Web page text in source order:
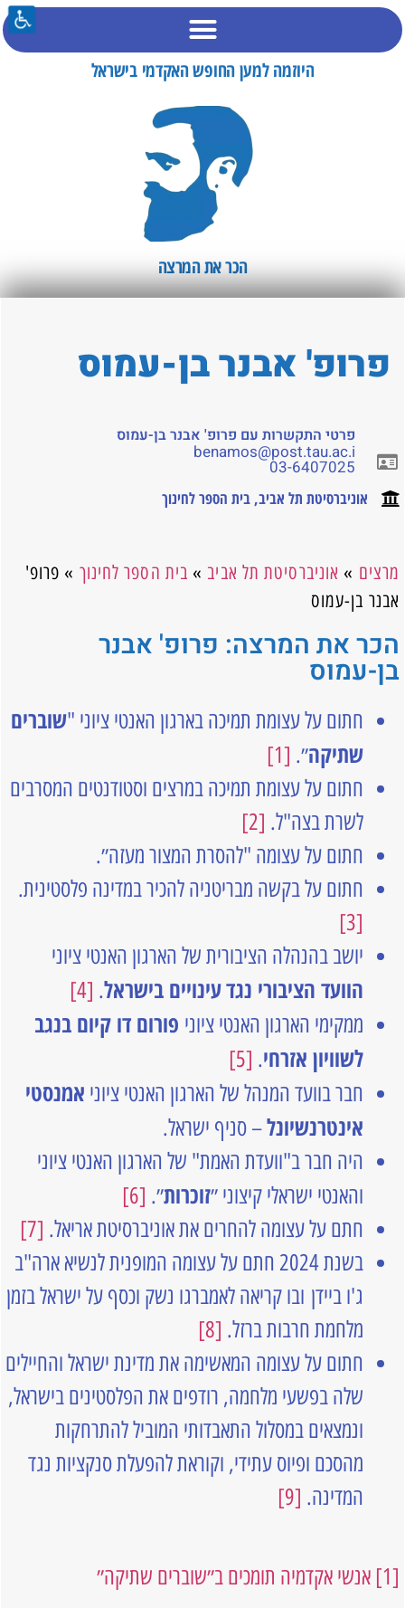
היוזמה למען החופש האקדמי בישראל
הכר את המרצה​
פרופ' אבנר בן-עמוס
פרטי התקשרות עם פרופ' אבנר בן-עמוס
benamos@post.tau.ac.i
03-6407025
אוניברסיטת תל אביב, בית הספר לחינוך
מרצים » אוניברסיטת תל אביב » בית הספר לחינוך » פרופ'
אבנר בן-עמוס
הכר את המרצה: פרופ' אבנר
בן-עמוס
חתום על עצומת תמיכה בארגון האנטי ציוני "שוברים
שתיקה״. [1]
חתום על עצומת תמיכה במרצים וסטודנטים המסרבים
לשרת בצה"ל. [2]
חתום על עצומה "להסרת המצור מעזה״.
חתום על בקשה מבריטניה להכיר במדינה פלסטינית.
[3]
יושב בהנהלה הציבורית של הארגון האנטי ציוני
הוועד הציבורי נגדעינויים בישראל.
[4]
ממקימי הארגון האנטי ציוני פורום דו קיום בנגב
לשוויון אזרחי.
[5]
חבר בוועד המנהל של הארגון האנטי ציוני אמנסטי
אינטרנשיונל– סניף ישראל.
היה חבר ב"וועדת האמת" של הארגון האנטי ציוני
והאנטי ישראלי קיצוני ״זוכרות״. [6]
חתם על עצומה להחרים את אוניברסיטת אריאל. [7]
בשנת 2024 חתם על עצומה המופנית לנשיא ארה"ב
ג'ו ביידן ובו קריאה לאמברגו נשק וכסף על ישראל בזמן
מלחמת חרבות ברזל. [8]
חתום על עצומה המאשימה את מדינת ישראל והחיילים
שלה בפשעי מלחמה, רודפים את הפלסטינים בישראל,
ונמצאים במסלול התאבדותי המוביל להתרחקות
מהסכם ופיוס עתידי, וקוראת להפעלת סנקציות נגד
המדינה. [9]
[1]
אנשי אקדמיה תומכים ב״שוברים שתיקה״